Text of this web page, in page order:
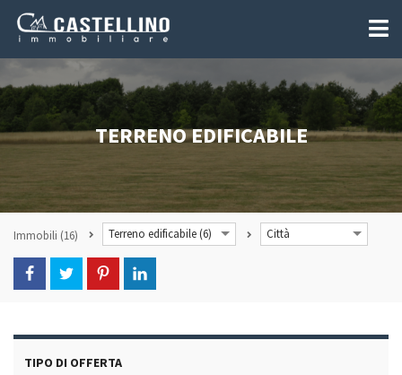
TERRENO EDIFICABILE
Immobili (16) Terreno edificabile (6) Città
TIPO DI OFFERTA